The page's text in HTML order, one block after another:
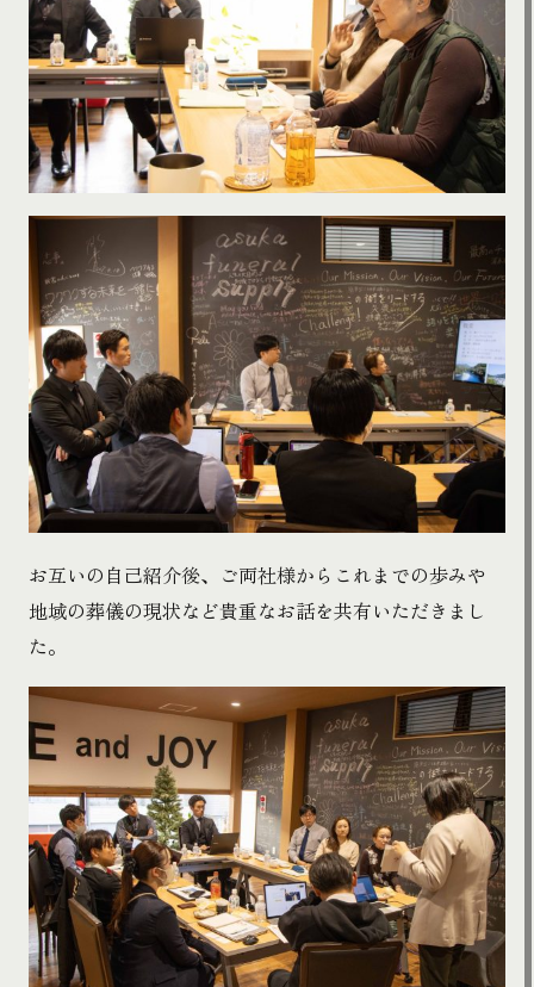
お互いの自己紹介後、ご両社様からこれまでの歩みや
地域の葬儀の現状など貴重なお話を共有いただきまし
た。